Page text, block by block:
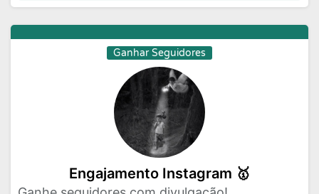
Ganhar Seguidores
Engajamento Instagram 🥇